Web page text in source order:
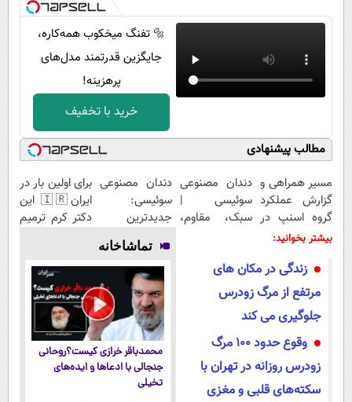
🔩 تفنگ میخکوب همه‌کاره،
جایگزین قدرتمند مدل‌های
پرهزینه!
خرید با تخفیف
مطالب پیشنهادی
مسیر همراهی و
گزارش عملکرد
گروه اسنپ در
۱۴۰۴
دندان مصنوعی
سوئیسی |
سبک، مقاوم،
اقساطی😍
دندان مصنوعی
سوئیسی:
جدیدترین
فناوری اروپا،
سبک و مقاوم |
پرداخت قسطی
برای اولین بار در
ایران🇮🇷 این
دکتر کرم ترمیم
بیشتر بخوانید:
زندگی در مکان های
مرتفع از مرگ زودرس
جلوگیری می کند
وقوع حدود 100 مرگ
زودرس روزانه در تهران با
سکته‌های قلبی و مغزی
تماشاخانه
محمدباقر خرازی کیست؟روحانی
جنجالی با ادعاها و ایده‌های
تخیلی